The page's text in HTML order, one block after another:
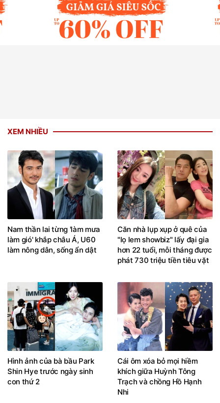
XEM NHIỀU
Nam thần lai từng 'làm mưa
làm gió' khắp châu Á, U60
làm nông dân, sống ẩn dật
Căn nhà lụp xụp ở quê của
"lọ lem showbiz" lấy đại gia
hơn 22 tuổi, mỗi tháng được
phát 730 triệu tiền tiêu vặt
Hình ảnh của bà bầu Park
Shin Hye trước ngày sinh
con thứ 2
Cái ôm xóa bỏ mọi hiềm
khích giữa Huỳnh Tông
Trạch và chồng Hồ Hạnh
Nhi